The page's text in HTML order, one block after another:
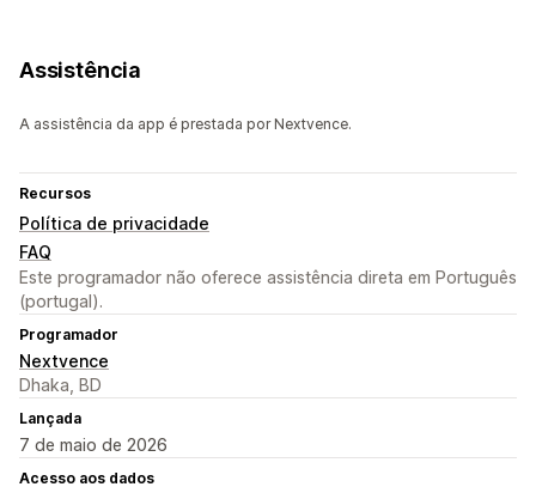
Assistência
A assistência da app é prestada por Nextvence.
Recursos
Política de privacidade
FAQ
Este programador não oferece assistência direta em Português
(portugal).
Programador
Nextvence
Dhaka, BD
Lançada
7 de maio de 2026
Acesso aos dados